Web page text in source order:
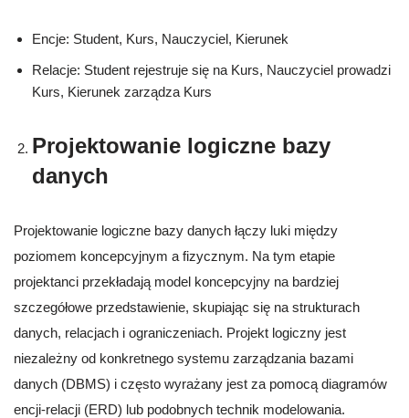
Encje: Student, Kurs, Nauczyciel, Kierunek
Relacje: Student rejestruje się na Kurs, Nauczyciel prowadzi
Kurs, Kierunek zarządza Kurs
Projektowanie logiczne bazy
danych
Projektowanie logiczne bazy danych łączy luki między
poziomem koncepcyjnym a fizycznym. Na tym etapie
projektanci przekładają model koncepcyjny na bardziej
szczegółowe przedstawienie, skupiając się na strukturach
danych, relacjach i ograniczeniach. Projekt logiczny jest
niezależny od konkretnego systemu zarządzania bazami
danych (DBMS) i często wyrażany jest za pomocą diagramów
encji-relacji (ERD) lub podobnych technik modelowania.